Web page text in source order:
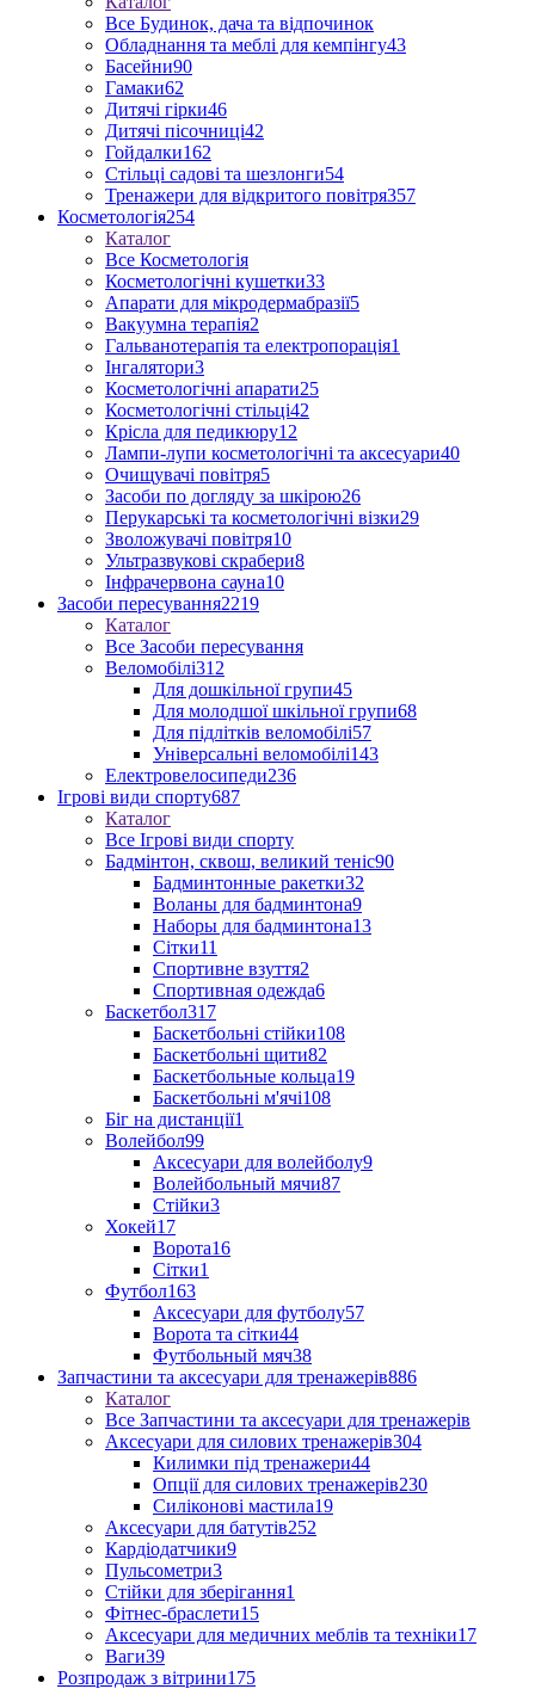
Все Будинок, дача та відпочинок
Обладнання та меблі для кемпінгу43
Басейни90
Гамаки62
Дитячі гірки46
Дитячі пісочниці42
Гойдалки162
Стільці садові та шезлонги54
Тренажери для відкритого повітря357
Косметологія254
Каталог
Все Косметологія
Косметологічні кушетки33
Апарати для мікродермабразії5
Вакуумна терапія2
Гальванотерапія та електропорація1
Інгалятори3
Косметологічні апарати25
Косметологічні стільці42
Крісла для педикюру12
Лампи-лупи косметологічні та аксесуари40
Очищувачі повітря5
Засоби по догляду за шкірою26
Перукарські та косметологічні візки29
Зволожувачі повітря10
Ультразвукові скрабери8
Інфрачервона сауна10
Засоби пересування2219
Каталог
Все Засоби пересування
Веломобілі312
Для дошкільної групи45
Для молодшої шкільної групи68
Для підлітків веломобілі57
Універсальні веломобілі143
Електровелосипеди236
Ігрові види спорту687
Каталог
Все Ігрові види спорту
Бадмінтон, сквош, великий теніс90
Бадминтонные ракетки32
Воланы для бадминтона9
Наборы для бадминтона13
Сітки11
Спортивне взуття2
Спортивная одежда6
Баскетбол317
Баскетбольні стійки108
Баскетбольні щити82
Баскетбольные кольца19
Баскетбольні м'ячі108
Біг на дистанції1
Волейбол99
Аксесуари для волейболу9
Волейбольный мячи87
Стійки3
Хокей17
Ворота16
Сітки1
Футбол163
Аксесуари для футболу57
Ворота та сітки44
Футбольный мяч38
Запчастини та аксесуари для тренажерів886
Каталог
Все Запчастини та аксесуари для тренажерів
Аксесуари для силових тренажерів304
Килимки під тренажери44
Опції для силових тренажерів230
Силіконові мастила19
Аксесуари для батутів252
Кардіодатчики9
Пульсометри3
Стійки для зберігання1
Фітнес-браслети15
Аксесуари для медичних меблів та техніки17
Ваги39
Розпродаж з вітрини175